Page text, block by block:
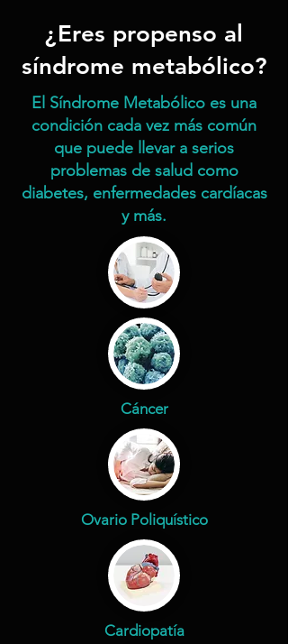
¿Eres propenso al
síndrome metabólico?
El Síndrome Metabólico es una
condición cada vez más común
que puede llevar a serios
problemas de salud como
diabetes, enfermedades cardíacas
y más.​
Cáncer
Ovario Poliquístico
Cardiopatía